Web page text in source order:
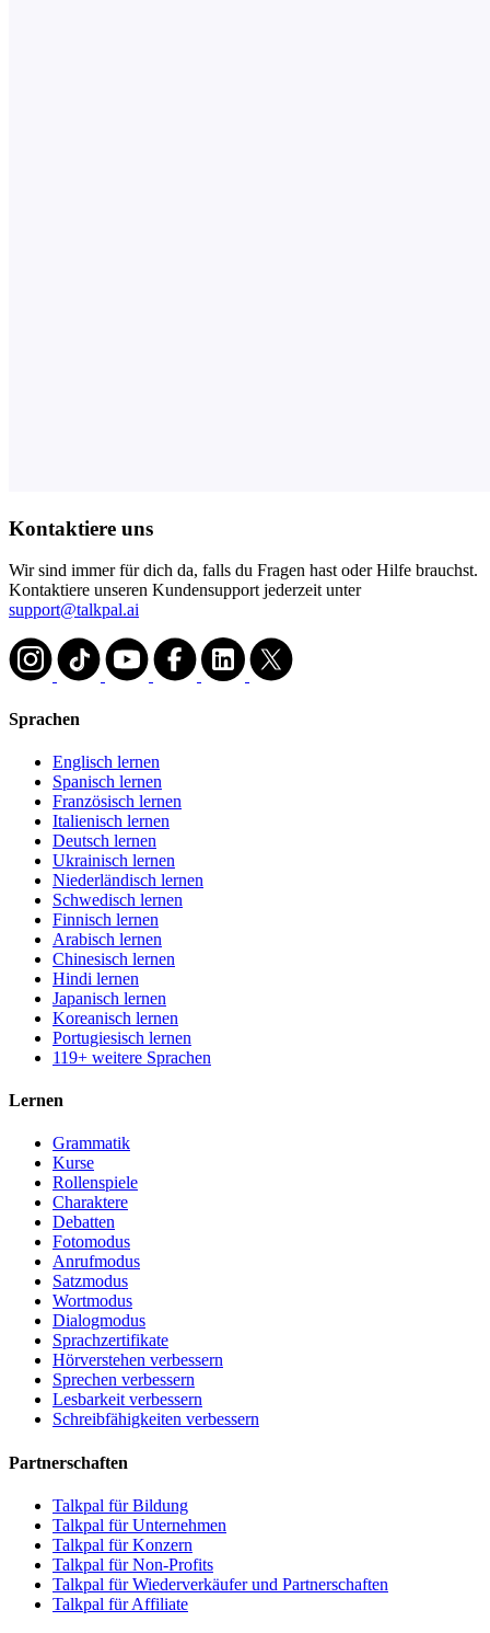
Kontaktiere uns
Wir sind immer für dich da, falls du Fragen hast oder Hilfe brauchst.
Kontaktiere unseren Kundensupport jederzeit unter
support@talkpal.ai
Sprachen
Englisch lernen
Spanisch lernen
Französisch lernen
Italienisch lernen
Deutsch lernen
Ukrainisch lernen
Niederländisch lernen
Schwedisch lernen
Finnisch lernen
Arabisch lernen
Chinesisch lernen
Hindi lernen
Japanisch lernen
Koreanisch lernen
Portugiesisch lernen
119+ weitere Sprachen
Lernen
Grammatik
Kurse
Rollenspiele
Charaktere
Debatten
Fotomodus
Anrufmodus
Satzmodus
Wortmodus
Dialogmodus
Sprachzertifikate
Hörverstehen verbessern
Sprechen verbessern
Lesbarkeit verbessern
Schreibfähigkeiten verbessern
Partnerschaften
Talkpal für Bildung
Talkpal für Unternehmen
Talkpal für Konzern
Talkpal für Non-Profits
Talkpal für Wiederverkäufer und Partnerschaften
Talkpal für Affiliate